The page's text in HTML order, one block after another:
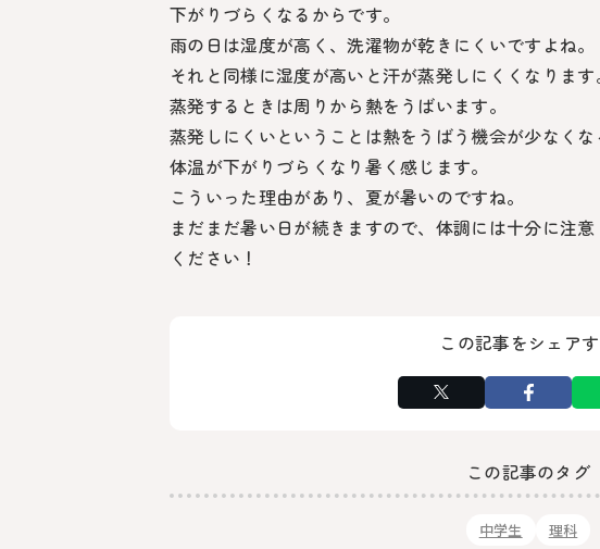
下がりづらくなるからです。
雨の日は湿度が高く、洗濯物が乾きにくいですよね。
それと同様に湿度が高いと汗が蒸発しにくくなります
蒸発するときは周りから熱をうばいます。
蒸発しにくいということは熱をうばう機会が少なく
体温が下がりづらくなり暑く感じます。
こういった理由があり、夏が暑いのですね。
まだまだ暑い日が続きますので、体調には十分に注
ください！
この記事をシェア
この記事のタグ
中学生 理科